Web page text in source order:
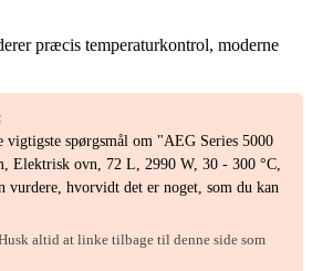
præcis temperaturkontrol, moderne
vigtigste spørgsmål om "AEG Series 5000
Elektrisk ovn, 72 L, 2990 W, 30 - 300 °C,
vurdere, hvorvidt det er noget, som du kan
altid at linke tilbage til denne side som